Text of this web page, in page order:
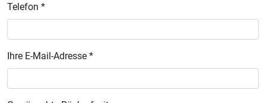
Telefon *
Ihre E-Mail-Adresse *